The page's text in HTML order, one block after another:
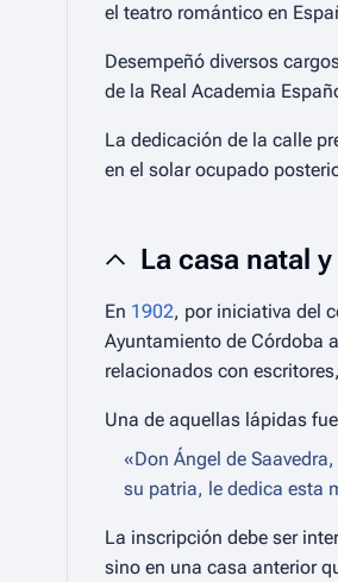
el teatro romántico en
Desempeñó diversos
de la Real Academia
La dedicación de la calle
en el solar ocupado
La casa natal
En 1902, por iniciativa del
Ayuntamiento de Córdoba
relacionados con
Una de aquellas lápidas
«Don Ángel de
su patria, le dedica esta
La inscripción debe ser
sino en una casa anterior